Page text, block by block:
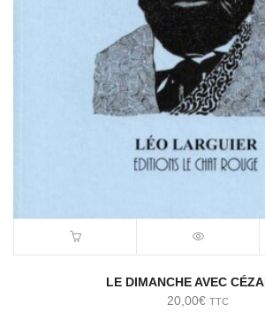
LE DIMANCHE AVEC
20,00€ TTC